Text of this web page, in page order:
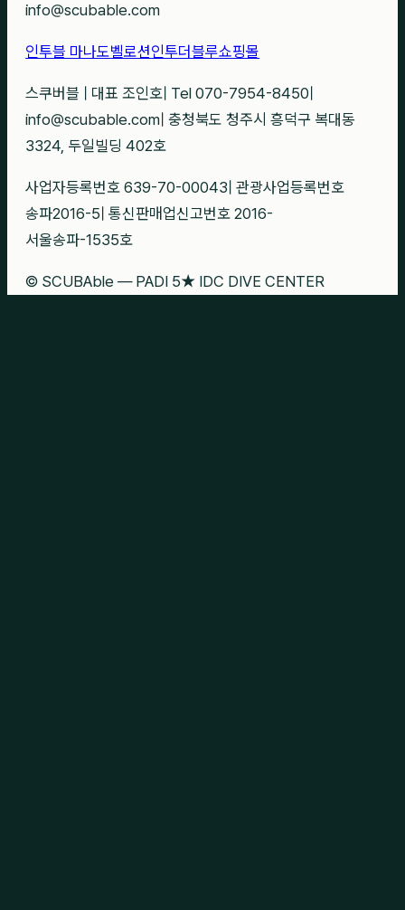
info@scubable.com
인투블 마나도벨로션인투더블루쇼핑몰
스쿠버블 대표 조인호 Tel 070-7954-8450
info@scubable.com 충청북도 청주시 흥덕구 복대동
3324, 두일빌딩 402호
사업자등록번호 639-70-00043 관광사업등록번호
송파2016-5 통신판매업신고번호 2016-
서울송파-1535호
© SCUBAble — PADI 5★ IDC DIVE CENTER